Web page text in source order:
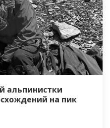
альпинистки
на пик